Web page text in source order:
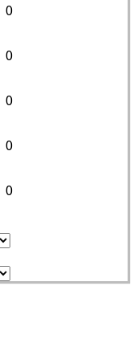
0
0
0
0
0